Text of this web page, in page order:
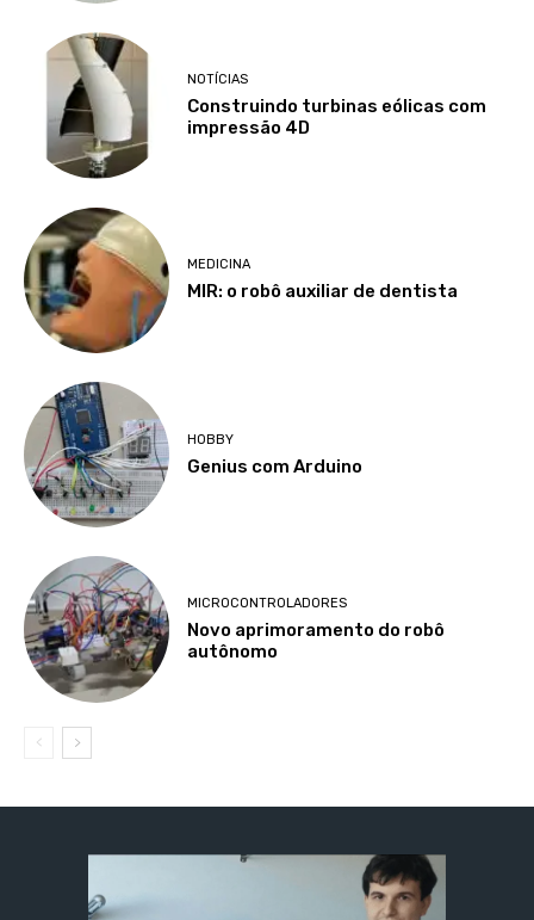
NOTÍCIAS
Construindo turbinas eólicas com
impressão 4D
MEDICINA
MIR: o robô auxiliar de dentista
HOBBY
Genius com Arduino
MICROCONTROLADORES
Novo aprimoramento do robô
autônomo